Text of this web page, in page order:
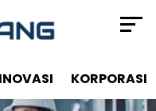
INOVASI KORPORASI